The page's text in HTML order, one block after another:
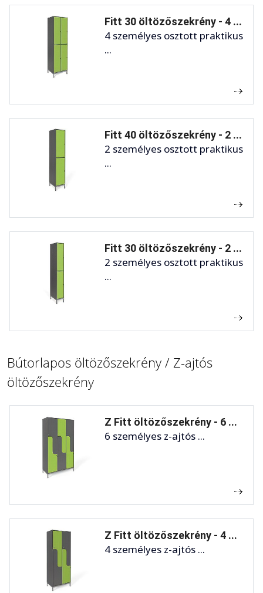
Fitt 30 öltözőszekrény - 4 ...
4 személyes osztott praktikus
...
Fitt 40 öltözőszekrény - 2 ...
2 személyes osztott praktikus
...
Fitt 30 öltözőszekrény - 2 ...
2 személyes osztott praktikus
...
Bútorlapos öltözőszekrény / Z-ajtós
öltözőszekrény
Z Fitt öltözőszekrény - 6 ...
6 személyes z-ajtós ...
Z Fitt öltözőszekrény - 4 ...
4 személyes z-ajtós ...